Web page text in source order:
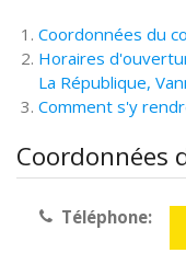
Coordonnées du
Horaires
La République,
Comment s'y
Coordonnées
Téléphone: